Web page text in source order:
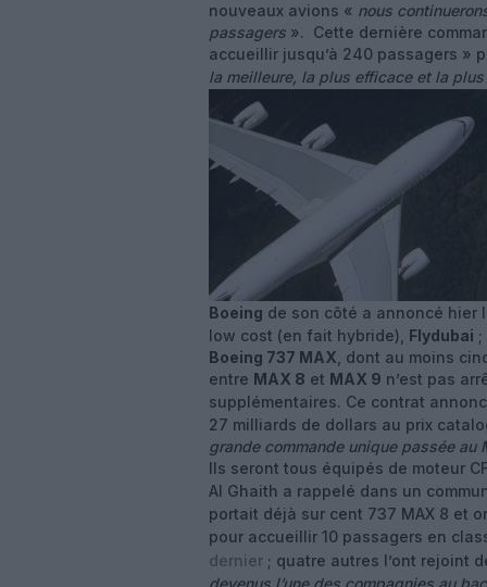
nouveaux avions « nous
passagers ». Cette dernière
accueillir jusqu’à 240 passagers »
la meilleure, la plus efficace et la
Boeing de son côté a annoncé hier
low cost (en fait hybride), Flydubai ;
Boeing 737 MAX , dont au moins
entre MAX 8 et MAX 9 n’est pas
supplémentaires. Ce contrat
27 milliards de dollars au prix
grande commande unique passée au
Ils seront tous équipés de moteur
Al Ghaith a rappelé dans un
portait déjà sur cent 737 MAX 8 et
pour accueillir 10 passagers en
dernier ; quatre autres l’ont rejoint
devenus l’une des compagnies au